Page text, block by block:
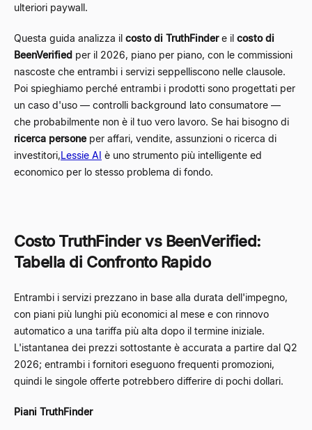
ulteriori paywall.
Questa guida analizza il costo di TruthFindere il costo di
BeenVerified per il 2026, piano per piano, con le commissioni
nascoste che entrambi i servizi seppelliscono nelle clausole.
Poi spieghiamo perché entrambi i prodotti sono progettati per
un caso d'uso — controlli background lato consumatore —
che probabilmente non è il tuo vero lavoro. Se hai bisogno di
ricerca personeper affari, vendite, assunzioni o ricerca di
investitori,Lessie AI è uno strumento più intelligente ed
economico per lo stesso problema di fondo.
Costo TruthFinder vs BeenVerified:
Tabella di Confronto Rapido
Entrambi i servizi prezzano in base alla durata dell'impegno,
con piani più lunghi più economici al mese e con rinnovo
automatico a una tariffa più alta dopo il termine iniziale.
L'istantanea dei prezzi sottostante è accurata a partire dal Q2
2026; entrambi i fornitori eseguono frequenti promozioni,
quindi le singole offerte potrebbero differire di pochi dollari.
Piani TruthFinder